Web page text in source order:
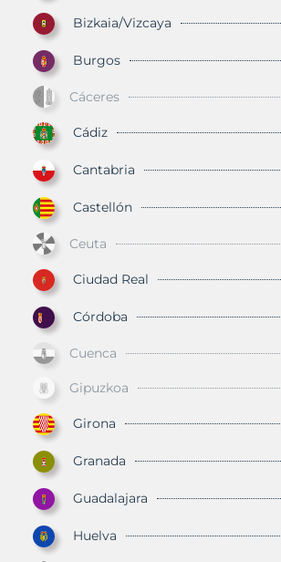
Bizkaia/Vizcaya
Burgos
Cáceres
Cádiz
Cantabria
Castellón
Ceuta
Ciudad Real
Córdoba
Cuenca
Gipuzkoa
Girona
Granada
Guadalajara
Huelva